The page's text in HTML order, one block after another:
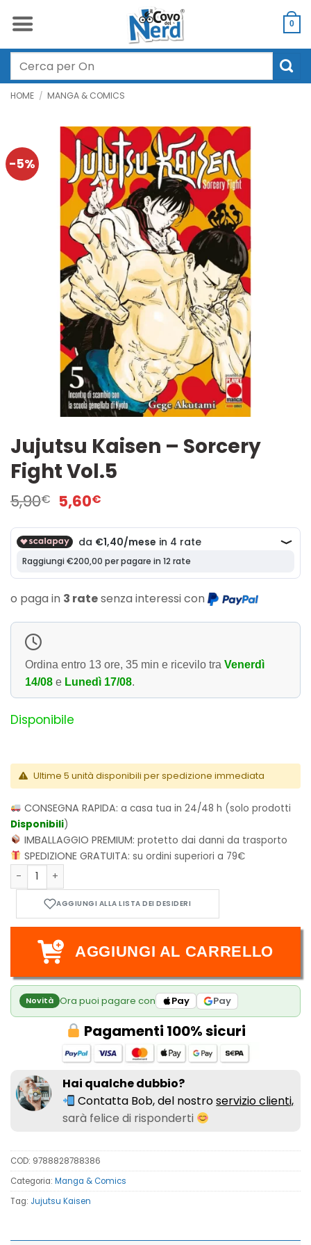
0
Cerca:
HOME / MANGA & COMICS
-5%
Jujutsu Kaisen – Sorcery
Fight Vol.5
5,90€ Il
prezzo
originale
era:
5,90€.
5,60€
attuale
è:
5,60€.
o paga in 3 ratesenza interessi con
Ordina entro 13 ore, 35 min e ricevilo tra Venerdì
14/08 e Lunedì 17/08.
Disponibile
Ultime 5 unità disponibili per spedizione immediata
CONSEGNA RAPIDA:a casa tua in 24/48 h (solo prodotti
Disponibili)
IMBALLAGGIO PREMIUM:protetto dai danni da trasporto
SPEDIZIONE GRATUITA:su ordini superiori a 79€
Jujutsu Kaisen - Sorcery Fight Vol.5 quantità
AGGIUNGI AL CARRELLO
Novità Ora puoi pagare con Pay Pay
Pagamenti 100% sicuri
Hai qualche dubbio?
Contatta Bob, del nostroservizio clienti,
sarà felice di risponderti
COD: 9788828788386
Categoria: Manga & Comics
Tag: Jujutsu Kaisen